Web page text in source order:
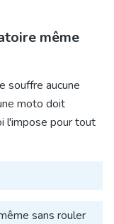
même
souffre aucune
moto doit
l'impose pour tout
sans rouler